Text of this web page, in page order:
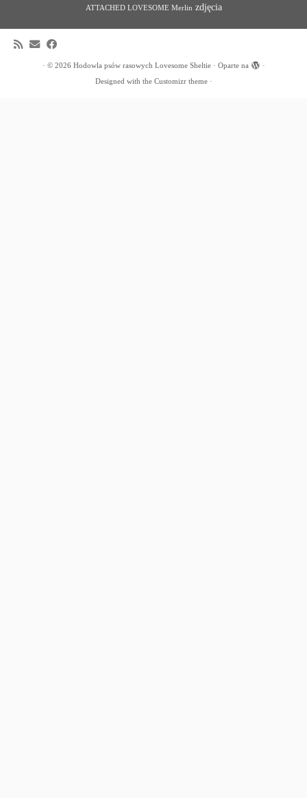
ATTACHED LOVESOME Merlin zdjęcia
· © 2026 Hodowla psów rasowych Lovesome Sheltie· Oparte na
·
Designed with the Customizr theme·